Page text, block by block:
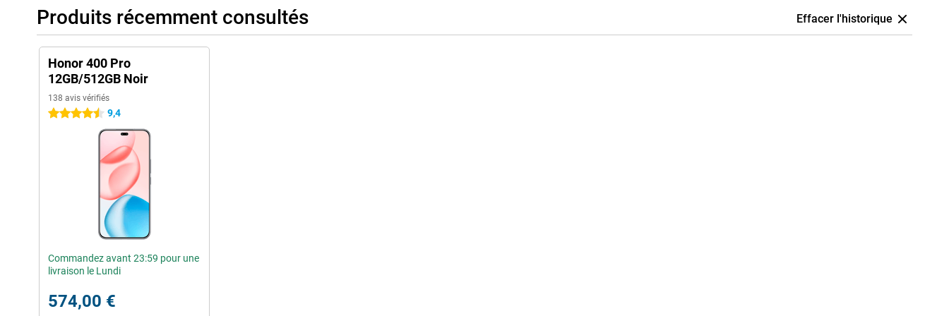
un écran époustouflant dans un design élégant. Vous bénéficiez de performances de premier
ordre, d'une protection à toute épreuve et d'un logiciel innovant dans un seul appareil. Un véritable
concentré de puissance pour ceux qui attendent un peu plus de leur smartphone.
Produits récemment consultés Effacer l'historique
Honor 400 Pro
12GB/512GB Noir
138 avis vérifiés
4.5 étoiles 9,4
Commandez avant 23:59 pour une
livraison le Lundi
574,00 €